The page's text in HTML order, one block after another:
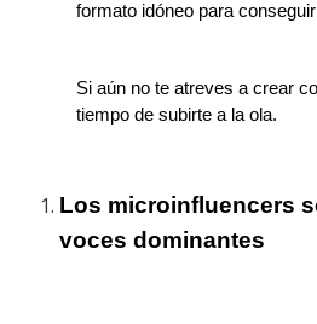
formato idóneo para
Si aún no te atreves a crear
tiempo de subirte a la ola.
Los microinfluencers
voces dominantes